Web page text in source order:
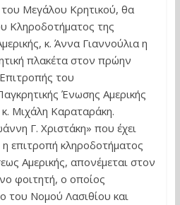
του Μεγάλου Κρητικού, θα
Κληροδοτήματος της
κ. Άννα Γιαννούλια η
πλακέτα στον πρώην
του
Ένωσης Αμερικής
Μιχάλη Καραταράκη.
Γ. Χριστάκη» που έχει
επιτροπή κληροδοτήματος
Αμερικής, απονέμεται στον
φοιτητή, ο οποίος
του Νομού Λασιθίου και